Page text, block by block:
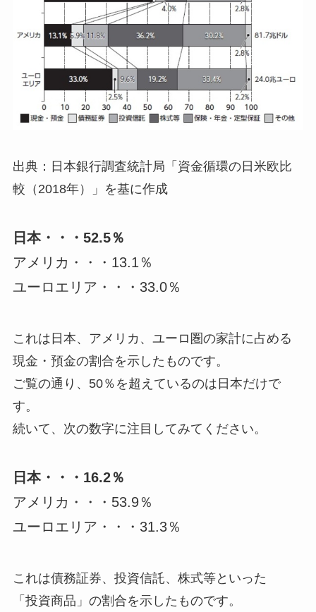
出典：日本銀行調査統計局「資金循環の日米欧比
較（2018年）」を基に作成
日本・・・52.5％
アメリカ・・・13.1％
ユーロエリア・・・33.0％
これは日本、アメリカ、ユーロ圏の家計に占める
現金・預金の割合を示したものです。
ご覧の通り、50％を超えているのは日本だけで
す。
続いて、次の数字に注目してみてください。
日本・・・16.2％
アメリカ・・・53.9％
ユーロエリア・・・31.3％
これは債務証券、投資信託、株式等といった
「投資商品」の割合を示したものです。